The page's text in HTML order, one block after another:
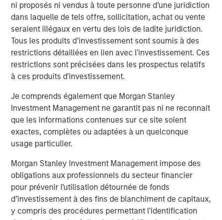
ni proposés ni vendus à toute personne d’une juridiction
dans laquelle de tels offre, sollicitation, achat ou vente
seraient illégaux en vertu des lois de ladite juridiction.
Tous les produits d’investissement sont soumis à des
restrictions détaillées en lien avec l'investissement. Ces
restrictions sont précisées dans les prospectus relatifs
à ces produits d'investissement.
Je comprends également que Morgan Stanley
Investment Management ne garantit pas ni ne reconnait
que les informations contenues sur ce site soient
exactes, complètes ou adaptées à un quelconque
usage particulier.
Morgan Stanley Investment Management impose des
obligations aux professionnels du secteur financier
pour prévenir l’utilisation détournée de fonds
d’investissement à des fins de blanchiment de capitaux,
y compris des procédures permettant l'identification
Analyses mises en avant
TRIMESTRIELLES
The BEAT™ for Q3 2026 - August
Use The BEAT™ as your timely resource for the
markets. Each edition gives you ideas and